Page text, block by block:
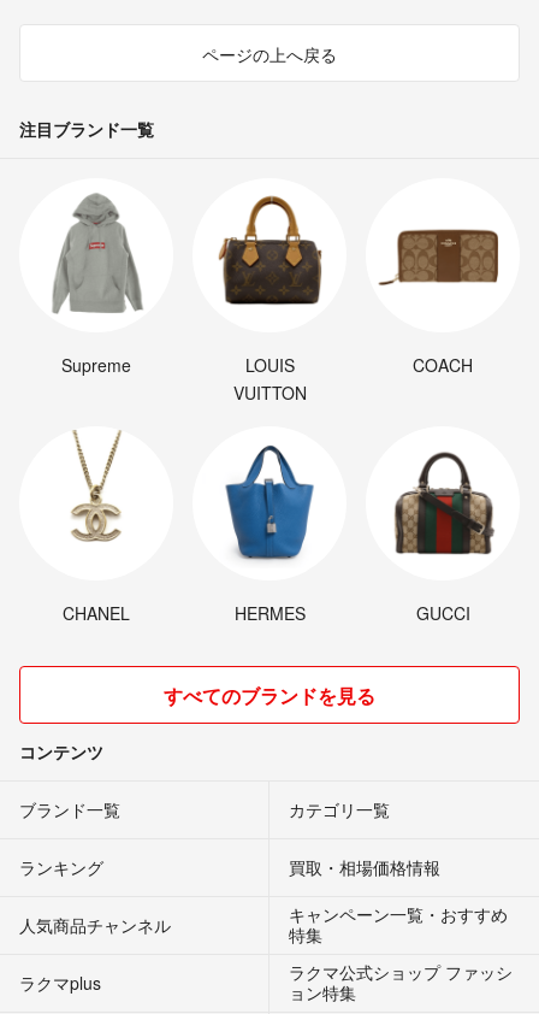
ページの上へ戻る
注目ブランド一覧
Supreme
LOUIS
VUITTON
COACH
CHANEL HERMES GUCCI
すべてのブランドを見る
コンテンツ
ブランド一覧 カテゴリ一覧
ランキング 買取・相場価格情報
人気商品チャンネル
キャンペーン一覧・おすすめ
特集
ラクマplus
ラクマ公式ショップ ファッシ
ョン特集